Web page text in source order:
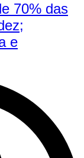
70% das
e